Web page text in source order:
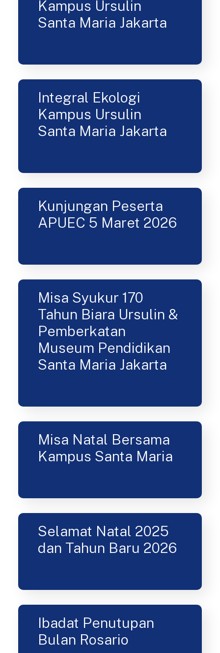
Misa Paskah Bersama
Kampus Ursulin
Integral Ekologi
Kampus Ursulin
Kunjungan Peserta
Misa Syukur 170
Tahun Biara Ursulin &
Pemberkatan
Museum Pendidikan
Misa Natal Bersama
Selamat Natal 2025
Ibadat Penutupan